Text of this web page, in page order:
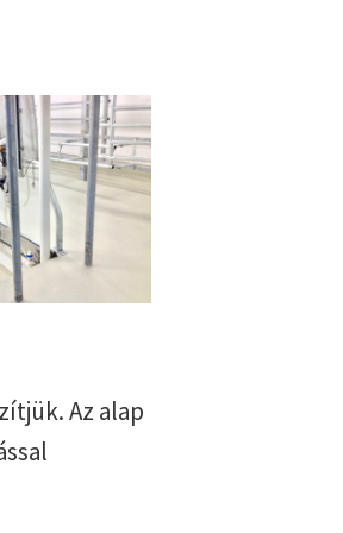
Az alap